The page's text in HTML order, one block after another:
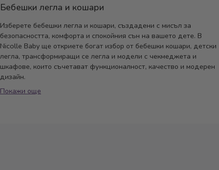
Бебешки легла и кошари
Изберете бебешки легла и кошари, създадени с мисъл за
безопасността, комфорта и спокойния сън на вашето дете. В
Nicolle Baby ще откриете богат избор от бебешки кошари, детски
легла, трансформиращи се легла и модели с чекмеджета и
шкафове, които съчетават функционалност, качество и модерен
дизайн.
Предлагаме легла и кошари в различни размери - 60x120,
Покажи още